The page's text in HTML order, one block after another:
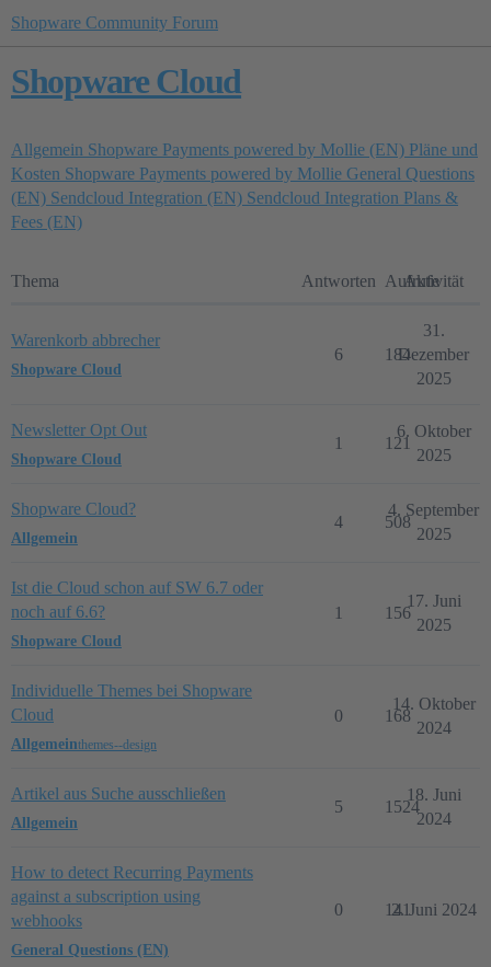
Shopware Community Forum
Shopware Cloud
Allgemein Shopware Payments powered by Mollie (EN) Pläne und
Kosten Shopware Payments powered by Mollie General Questions
(EN) Sendcloud Integration (EN) Sendcloud Integration Plans &
Fees (EN)
Thema Antworten Aufrufe
Aktivität
Warenkorb abbrecher
Shopware Cloud
6 184
31.
Dezember
2025
Newsletter Opt Out
Shopware Cloud
1 121
6. Oktober
2025
Shopware Cloud?
Allgemein
4 508
4. September
2025
Ist die Cloud schon auf SW 6.7 oder
noch auf 6.6?
Shopware Cloud
1 156
17. Juni
2025
Individuelle Themes bei Shopware
Cloud
Allgemeinthemes--design
0 168
14. Oktober
2024
Artikel aus Suche ausschließen
Allgemein
5 1524
18. Juni
2024
How to detect Recurring Payments
against a subscription using
webhooks
General Questions (EN)
0 141
2. Juni 2024